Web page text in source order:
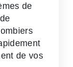
de
de vos